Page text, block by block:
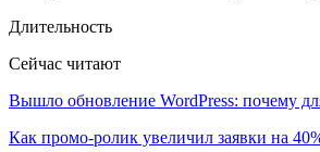
Длительность
Сейчас читают
Вышло обновление WordPress: почему
Как промо-ролик увеличил заявки на